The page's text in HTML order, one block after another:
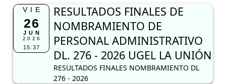
VIE
26
JUN
2026
15:37
RESULTADOS FINALES DE
NOMBRAMIENTO DE
PERSONAL ADMINISTRATIVO
DL. 276 - 2026 UGEL LA UNIÓN
RESULTADOS FINALES NOMBRAMIENTO DL
276 - 2026